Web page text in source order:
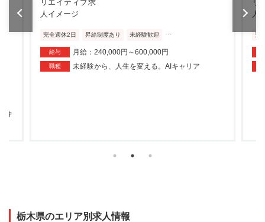
キ
完全週休2日 昇給制度あり 未経験歓迎
給与 月給：240,000円～600,000円
職種 未経験から、人生を変える。AIキャリア
完
栃木県のエリア別求人情報